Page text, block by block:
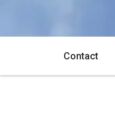
Contact